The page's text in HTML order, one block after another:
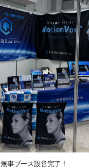
無事ブース設営完了！